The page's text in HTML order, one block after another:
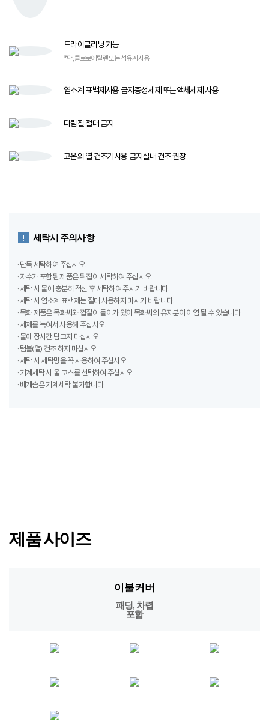
드라이클리닝 가능
*단, 클로로에틸렌 또는 석유계 사용
염소계 표백제사용 금지중성세제 또는액체세제 사용​
다림질 절대 금지
고온의 열 건조기​사용 금지​실내 건조 권장
세탁시 주의사항
· 단독 세탁하여 주십시오.
· 자수가 포함된 제품은 뒤집어 세탁하여 주십시오.
· 세탁 시 물에 충분히 적신 후 세탁하여 주시기 바랍니다.
· 세탁 시 염소계 표백제는 절대 사용하지 마시기 바랍니다.
· 목화 제품은 목화씨와 껍질이 들어가 있어 목화씨의 유지분이 이염 될 수 있습니다.
· 세제를 녹여서 사용해 주십시오.
· 물에 장시간 담그지 마십시오.
· 텀블(열) 건조 하지 마십시오.
· 세탁 시 세탁망을 꼭 사용하여 주십시오.
· 기계세탁 시 울 코스를 선택하여 주십시오.
· 베개솜은 기계세탁 불가합니다.
제품 사이즈
이불커버
패딩, 차렵
포함